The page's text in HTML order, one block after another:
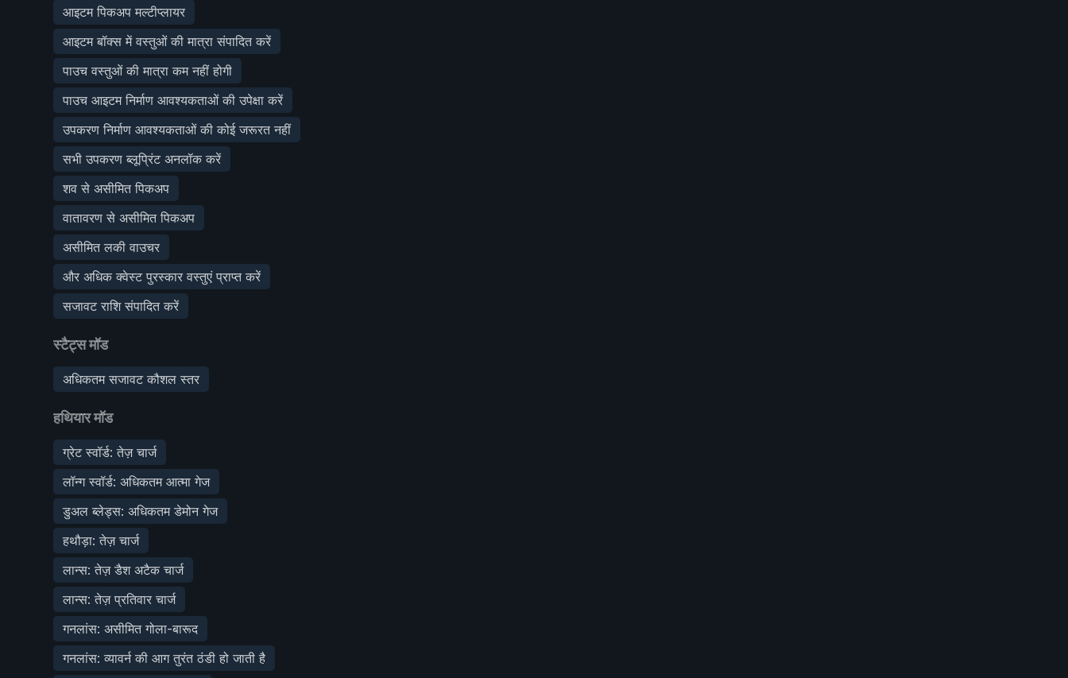
आइटम पिकअप मल्टीप्लायर
आइटम बॉक्स में वस्तुओं की मात्रा संपादित करें
पाउच वस्तुओं की मात्रा कम नहीं होगी
पाउच आइटम निर्माण आवश्यकताओं की उपेक्षा करें
उपकरण निर्माण आवश्यकताओं की कोई जरूरत नहीं
सभी उपकरण ब्लूप्रिंट अनलॉक करें
शव से असीमित पिकअप
वातावरण से असीमित पिकअप
असीमित लकी वाउचर
और अधिक क्वेस्ट पुरस्कार वस्तुएं प्राप्त करें
सजावट राशि संपादित करें
स्टैट्स मॉड
अधिकतम सजावट कौशल स्तर
हथियार मॉड
ग्रेट स्वॉर्ड: तेज़ चार्ज
लॉन्ग स्वॉर्ड: अधिकतम आत्मा गेज
डुअल ब्लेड्स: अधिकतम डेमोन गेज
हथौड़ा: तेज़ चार्ज
लान्स: तेज़ डैश अटैक चार्ज
लान्स: तेज़ प्रतिवार चार्ज
गनलांस: असीमित गोला-बारूद
गनलांस: व्यावर्न की आग तुरंत ठंडी हो जाती है